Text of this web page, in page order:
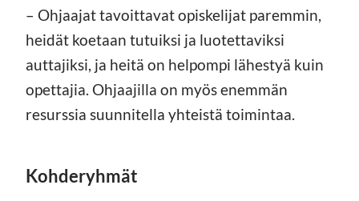
– Ohjaajat tavoittavat opiskelijat paremmin,
heidät koetaan tutuiksi ja luotettaviksi
auttajiksi, ja heitä on helpompi lähestyä kuin
opettajia. Ohjaajilla on myös enemmän
resurssia suunnitella yhteistä toimintaa.
Kohderyhmät